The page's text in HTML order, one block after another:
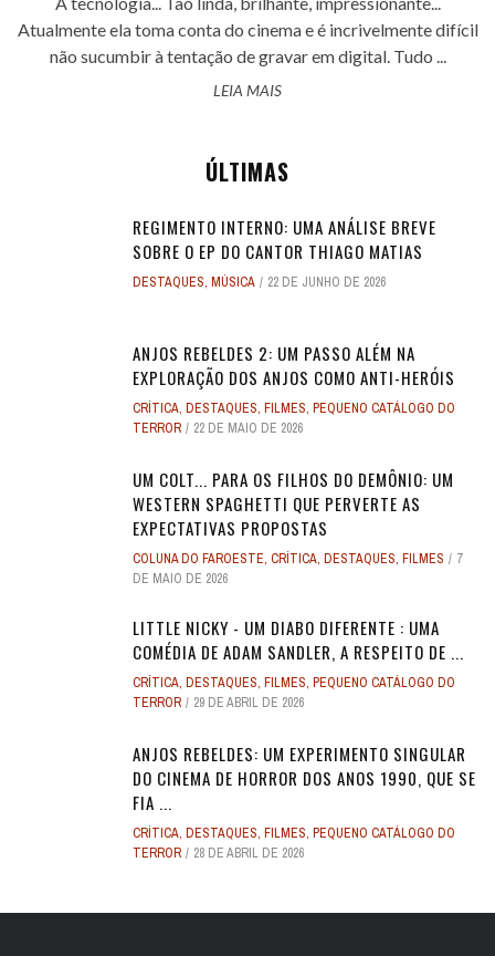
Atualmente ela toma conta do cinema e é incrivelmente difícil
não sucumbir à tentação de gravar em digital. Tudo ...
LEIA MAIS
ÚLTIMAS
REGIMENTO INTERNO: UMA ANÁLISE BREVE
SOBRE O EP DO CANTOR THIAGO MATIAS
DESTAQUES, MÚSICA 22 DE JUNHO DE 2026
ANJOS REBELDES 2: UM PASSO ALÉM NA
EXPLORAÇÃO DOS ANJOS COMO ANTI-HERÓIS
CRÍTICA, DESTAQUES, FILMES, PEQUENO CATÁLOGO DO
TERROR
22 DE MAIO DE 2026
UM COLT... PARA OS FILHOS DO DEMÔNIO: UM
WESTERN SPAGHETTI QUE PERVERTE AS
EXPECTATIVAS PROPOSTAS
COLUNA DO FAROESTE, CRÍTICA, DESTAQUES, FILMES
7
DE MAIO DE 2026
LITTLE NICKY - UM DIABO DIFERENTE : UMA
COMÉDIA DE ADAM SANDLER, A RESPEITO DE ...
CRÍTICA, DESTAQUES, FILMES, PEQUENO CATÁLOGO DO
TERROR
29 DE ABRIL DE 2026
ANJOS REBELDES: UM EXPERIMENTO SINGULAR
DO CINEMA DE HORROR DOS ANOS 1990, QUE SE
FIA ...
CRÍTICA, DESTAQUES, FILMES, PEQUENO CATÁLOGO DO
TERROR
28 DE ABRIL DE 2026